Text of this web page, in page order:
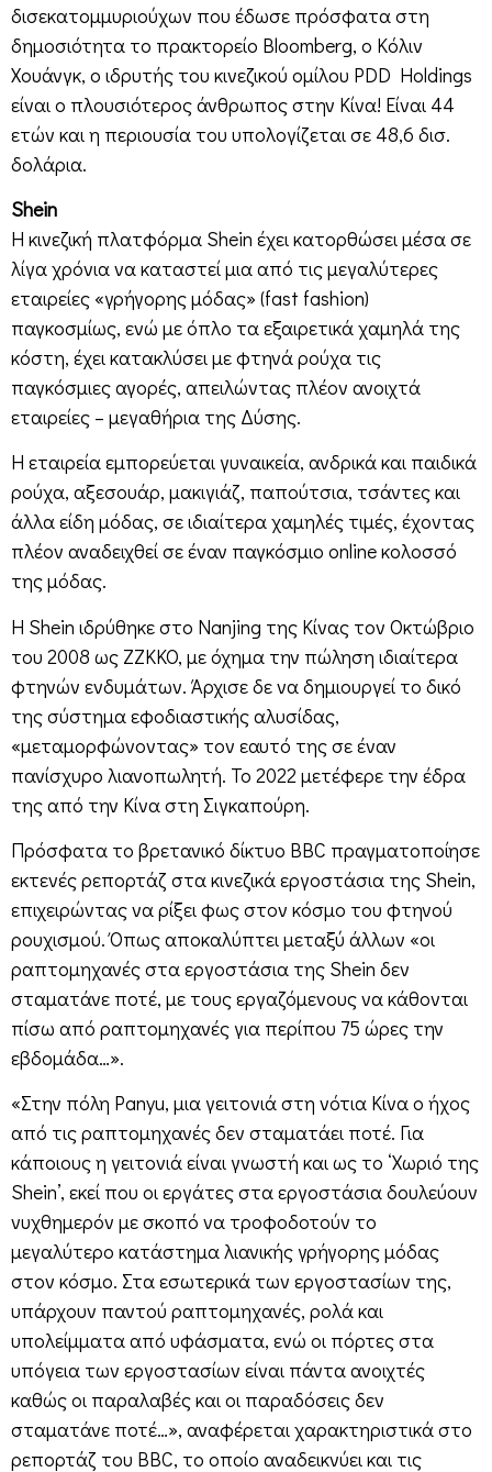
δισεκατομμυριούχων που έδωσε πρόσφατα στη
δημοσιότητα το πρακτορείο Bloomberg, ο Κόλιν
Χουάνγκ, ο ιδρυτής του κινεζικού ομίλου PDD Holdings
είναι ο πλουσιότερος άνθρωπος στην Κίνα! Είναι 44
ετών και η περιουσία του υπολογίζεται σε 48,6 δισ.
δολάρια.
Shein
Η κινεζική πλατφόρμα Shein έχει κατορθώσει μέσα σε
λίγα χρόνια να καταστεί μια από τις μεγαλύτερες
εταιρείες «γρήγορης μόδας» (fast fashion)
παγκοσμίως, ενώ με όπλο τα εξαιρετικά χαμηλά της
κόστη, έχει κατακλύσει με φτηνά ρούχα τις
παγκόσμιες αγορές, απειλώντας πλέον ανοιχτά
εταιρείες – μεγαθήρια της Δύσης.
Η εταιρεία εμπορεύεται γυναικεία, ανδρικά και παιδικά
ρούχα, αξεσουάρ, μακιγιάζ, παπούτσια, τσάντες και
άλλα είδη μόδας, σε ιδιαίτερα χαμηλές τιμές, έχοντας
πλέον αναδειχθεί σε έναν παγκόσμιο online κολοσσό
της μόδας.
Η Shein ιδρύθηκε στο Nanjing της Κίνας τον Οκτώβριο
του 2008 ως ZZKKO, με όχημα την πώληση ιδιαίτερα
φτηνών ενδυμάτων. Άρχισε δε να δημιουργεί το δικό
της σύστημα εφοδιαστικής αλυσίδας,
«μεταμορφώνοντας» τον εαυτό της σε έναν
πανίσχυρο λιανοπωλητή. Το 2022 μετέφερε την έδρα
της από την Κίνα στη Σιγκαπούρη.
Πρόσφατα το βρετανικό δίκτυο BBC πραγματοποίησε
εκτενές ρεπορτάζ στα κινεζικά εργοστάσια της Shein,
επιχειρώντας να ρίξει φως στον κόσμο του φτηνού
ρουχισμού. Όπως αποκαλύπτει μεταξύ άλλων «οι
ραπτομηχανές στα εργοστάσια της Shein δεν
σταματάνε ποτέ, με τους εργαζόμενους να κάθονται
πίσω από ραπτομηχανές για περίπου 75 ώρες την
εβδομάδα…».
«Στην πόλη Panyu, μια γειτονιά στη νότια Κίνα ο ήχος
από τις ραπτομηχανές δεν σταματάει ποτέ. Για
κάποιους η γειτονιά είναι γνωστή και ως το ‘Χωριό της
Shein’, εκεί που οι εργάτες στα εργοστάσια δουλεύουν
νυχθημερόν με σκοπό να τροφοδοτούν το
μεγαλύτερο κατάστημα λιανικής γρήγορης μόδας
στον κόσμο. Στα εσωτερικά των εργοστασίων της,
υπάρχουν παντού ραπτομηχανές, ρολά και
υπολείμματα από υφάσματα, ενώ οι πόρτες στα
υπόγεια των εργοστασίων είναι πάντα ανοιχτές
καθώς οι παραλαβές και οι παραδόσεις δεν
σταματάνε ποτέ…», αναφέρεται χαρακτηριστικά στο
ρεπορτάζ του BBC, το οποίο αναδεικνύει και τις